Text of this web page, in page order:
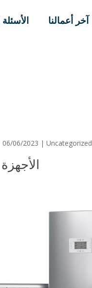
آخر أعمالنا
06/06/2023 | Uncategorized
الأجهزة